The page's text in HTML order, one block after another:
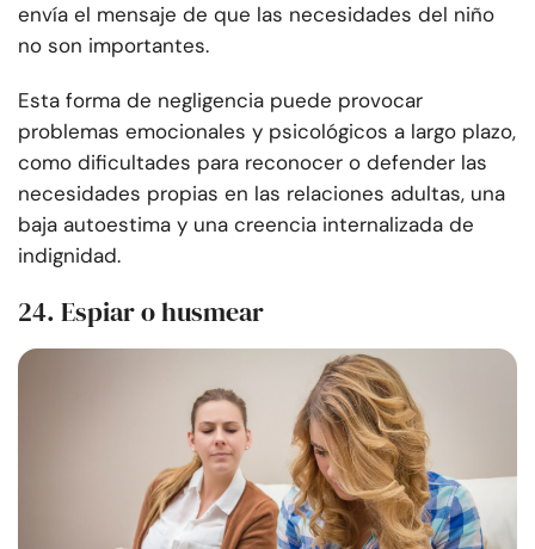
envía el mensaje de que las necesidades del niño
no son importantes.
Esta forma de negligencia puede provocar
problemas emocionales y psicológicos a largo plazo,
como dificultades para reconocer o defender las
necesidades propias en las relaciones adultas, una
baja autoestima y una creencia internalizada de
indignidad.
24. Espiar o husmear